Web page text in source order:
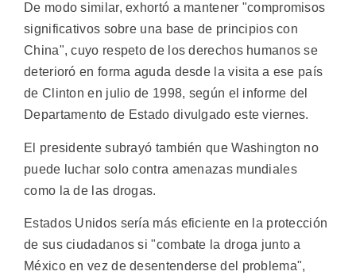
De modo similar, exhortó a mantener "compromisos
significativos sobre una base de principios con
China", cuyo respeto de los derechos humanos se
deterioró en forma aguda desde la visita a ese país
de Clinton en julio de 1998, según el informe del
Departamento de Estado divulgado este viernes.
El presidente subrayó también que Washington no
puede luchar solo contra amenazas mundiales
como la de las drogas.
Estados Unidos sería más eficiente en la protección
de sus ciudadanos si "combate la droga junto a
México en vez de desentenderse del problema",